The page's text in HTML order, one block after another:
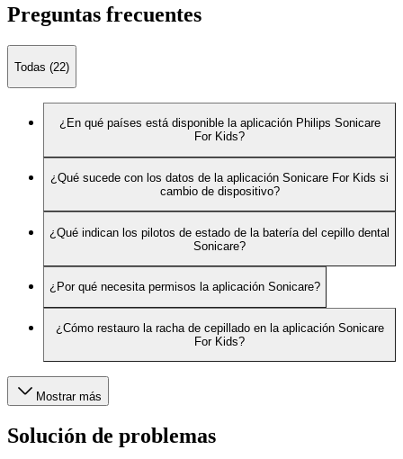
Preguntas frecuentes
Todas (22)
¿En qué países está disponible la aplicación Philips Sonicare
For Kids?
¿Qué sucede con los datos de la aplicación Sonicare For Kids si
cambio de dispositivo?
¿Qué indican los pilotos de estado de la batería del cepillo dental
Sonicare?
¿Por qué necesita permisos la aplicación Sonicare?
¿Cómo restauro la racha de cepillado en la aplicación Sonicare
For Kids?
Mostrar más
Solución de problemas